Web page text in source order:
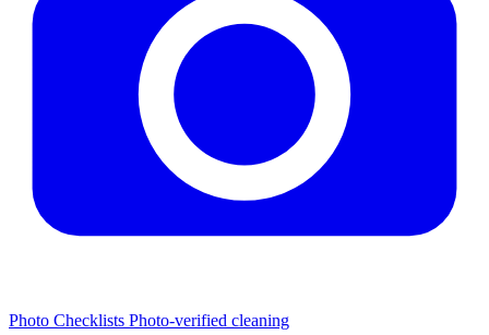
Photo Checklists Photo-verified cleaning